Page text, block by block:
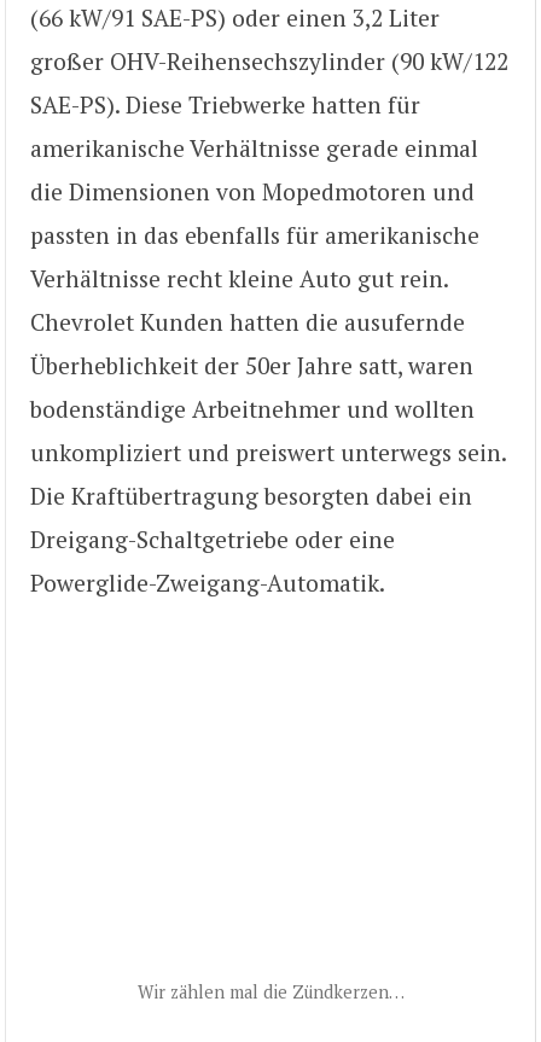
(66 kW/91 SAE-PS) oder einen 3,2 Liter
großer OHV-Reihensechszylinder (90 kW/122
SAE-PS). Diese Triebwerke hatten für
amerikanische Verhältnisse gerade einmal
die Dimensionen von Mopedmotoren und
passten in das ebenfalls für amerikanische
Verhältnisse recht kleine Auto gut rein.
Chevrolet Kunden hatten die ausufernde
Überheblichkeit der 50er Jahre satt, waren
bodenständige Arbeitnehmer und wollten
unkompliziert und preiswert unterwegs sein.
Die Kraftübertragung besorgten dabei ein
Dreigang-Schaltgetriebe oder eine
Powerglide-Zweigang-Automatik.
Wir zählen mal die Zündkerzen…